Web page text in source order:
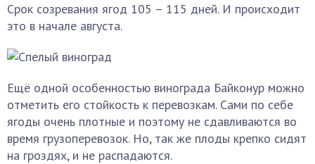
Срок созревания ягод 105 – 115 дней. И происходит
это в начале августа.
Ещё одной особенностью винограда Байконур можно
отметить его стойкость к перевозкам. Сами по себе
ягоды очень плотные и поэтому не сдавливаются во
время грузоперевозок. Но, так же плоды крепко сидят
на гроздях, и не распадаются.